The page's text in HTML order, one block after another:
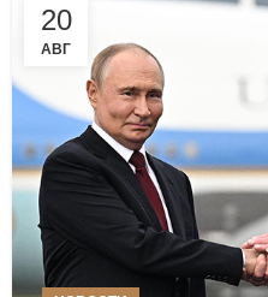
20
АВГ